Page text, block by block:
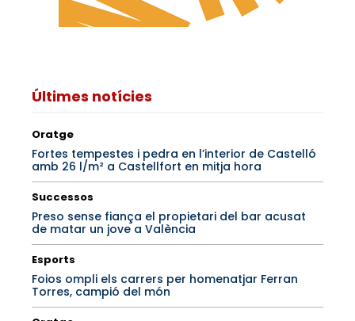
Últimes notícies
Oratge
Fortes tempestes i pedra en l’interior de Castelló
amb 26 l/m² a Castellfort en mitja hora
Successos
Preso sense fiança el propietari del bar acusat
de matar un jove a València
Esports
Foios ompli els carrers per homenatjar Ferran
Torres, campió del món